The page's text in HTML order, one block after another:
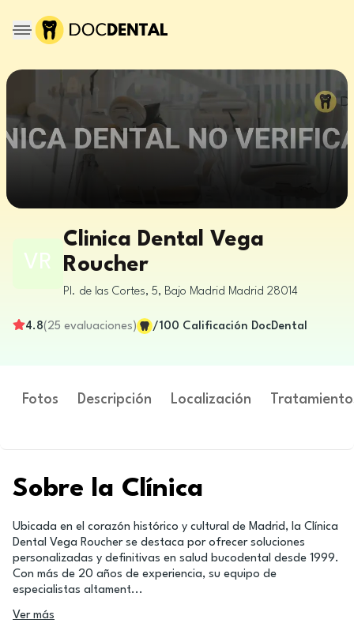
VR
Clinica Dental Vega
Roucher
Pl. de las Cortes, 5, Bajo Madrid Madrid 28014
4.8( 25 evaluaciones) /100 Calificación DocDental
Fotos Descripción Localización
Sobre la Clínica
Ubicada en el corazón histórico y cultural de Madrid, la Clínica
Dental Vega Roucher se destaca por ofrecer soluciones
personalizadas y definitivas en salud bucodental desde 1999.
Con más de 20 años de experiencia, su equipo de
especialistas altament...
Ver más